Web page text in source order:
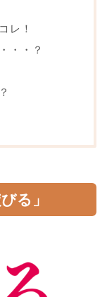
レ！
・・？
る」